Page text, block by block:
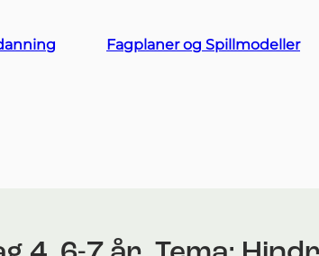
Fagplaner og Spillmodeller